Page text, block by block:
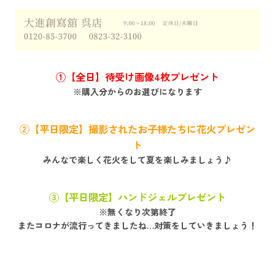
①【全日】待受け画像4枚プレゼント
※購入分からのお選びになります
②【平日限定】撮影されたお子様たちに花火プレゼン
ト
みんなで楽しく花火をして夏を楽しみましょう♪
③【平日限定】ハンドジェルプレゼント
※無くなり次第終了
またコロナが流行ってきましたね…対策をしていきましょう！